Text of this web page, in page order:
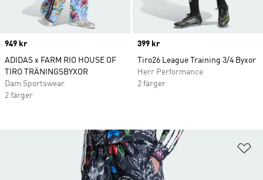
Price
949 kr
ADIDAS x FARM RIO HOUSE OF
TIRO TRÄNINGSBYXOR
Dam Sportswear
2 färger
Price
399 kr
Tiro26 League Training 3/4 Byxor
Herr Performance
2 färger